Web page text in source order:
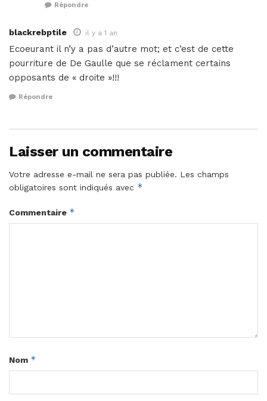
Répondre
blackrebptile il y a 1 an
Ecoeurant il n’y a pas d’autre mot; et c’est de cette
pourriture de De Gaulle que se réclament certains
opposants de « droite »!!!
Répondre
Laisser un commentaire
Votre adresse e-mail ne sera pas publiée. Les champs
obligatoires sont indiqués avec *
Commentaire *
Nom *